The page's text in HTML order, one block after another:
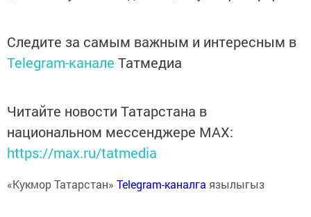
Следите за самым важным и интересным в
Telegram-канале Татмедиа
Читайте новости Татарстана в
национальном мессенджере MАХ:
https://max.ru/tatmedia
«Кукмор Татарстан» Telegram-каналга язылыгыз